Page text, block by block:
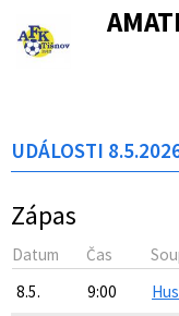
UDÁLOSTI
Zápas
Datum Čas
8.5.
9:00